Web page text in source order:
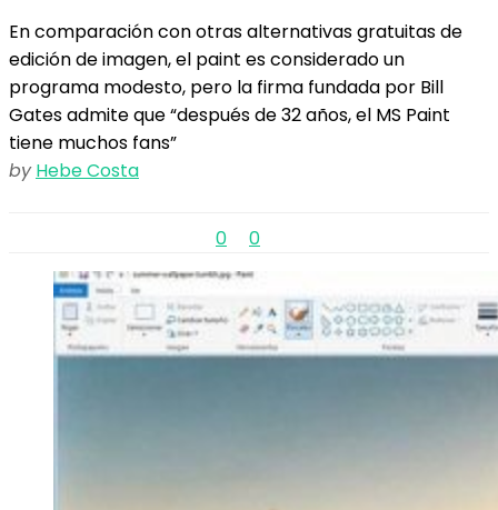
En comparación con otras alternativas gratuitas de
edición de imagen, el paint es considerado un
programa modesto, pero la firma fundada por Bill
Gates admite que “después de 32 años, el MS Paint
tiene muchos fans”
by Hebe Costa
0 0